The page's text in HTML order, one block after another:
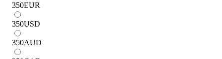
350EUR
350USD
350AUD